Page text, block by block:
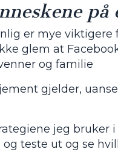
på
er mye
glem at
og familie
gjelder,
jeg bruker
teste ut og se